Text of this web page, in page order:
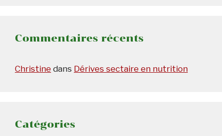
Commentaires récents
Christine dans Dérives sectaire en nutrition
Catégories